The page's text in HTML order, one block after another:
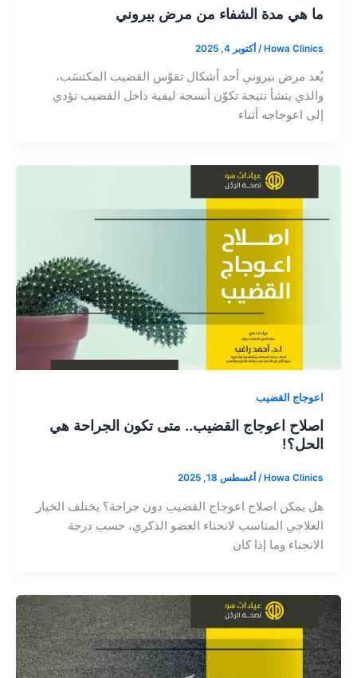
ما هي مدة الشفاء من مرض بيروني
Howa Clinics
/ أكتوبر 4, 2025
يُعد مرض بيروني أحد أشكال تقوّس القضيب المكتسَب،
والذي ينشأ نتيجة تكوّن أنسجة ليفية داخل القضيب تؤدي
إلى اعوجاجه أثناء
اعوجاج القضيب
اصلاح اعوجاج القضيب.. متى تكون الجراحة هي
الحل؟!
Howa Clinics
/ أغسطس 18, 2025
هل يمكن اصلاح اعوجاج القضيب دون جراحة؟ يختلف الخيار
العلاجي المناسب لانحناء العضو الذكري، حسب درجة
الانحناء وما إذا كان